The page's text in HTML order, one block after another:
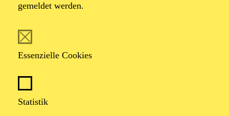
gemeldet werden.
Essenzielle Cookies
Statistik
English translation
FOLGE UNS AUF SOCIAL MEDIA